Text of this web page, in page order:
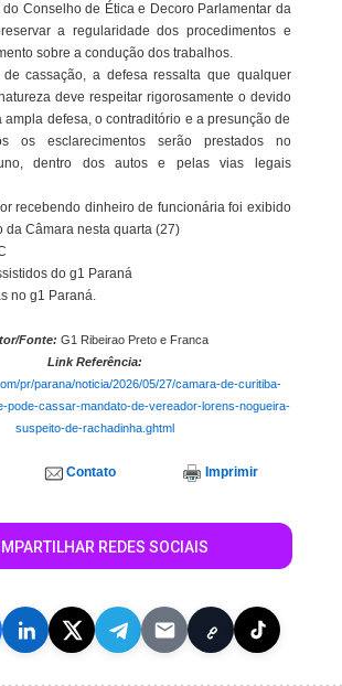
Conselho de Ética e Decoro Parlamentar da
a regularidade dos procedimentos e
sobre a condução dos trabalhos.
cassação, a defesa ressalta que qualquer
deve respeitar rigorosamente o devido
ampla defesa, o contraditório e a presunção de
os esclarecimentos serão prestados no
dentro dos autos e pelas vias legais
recebendo dinheiro de funcionária foi exibido
da Câmara nesta quarta (27)
do g1 Paraná
no g1 Paraná.
Fonte: G1 Ribeirao Preto e Franca
Link Referência:
pr/parana/noticia/2026/05/27/camara-de-curitiba-
pode-cassar-mandato-de-vereador-lorens-nogueira-
suspeito-de-rachadinha.ghtml
Contato Imprimir
REDES SOCIAIS